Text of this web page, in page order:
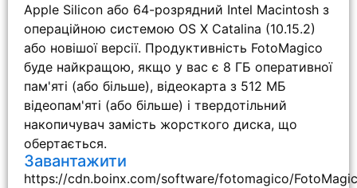
Apple Silicon або 64-розрядний Intel Macintosh з
операційною системою OS X Catalina (10.15.2)
або новішої версії. Продуктивність FotoMagico
буде найкращою, якщо у вас є 8 ГБ оперативної
пам'яті (або більше), відеокарта з 512 МБ
відеопам'яті (або більше) і твердотільний
накопичувач замість жорсткого диска, що
обертається.
Завантажити
https://cdn.boinx.com/software/fotomagico/